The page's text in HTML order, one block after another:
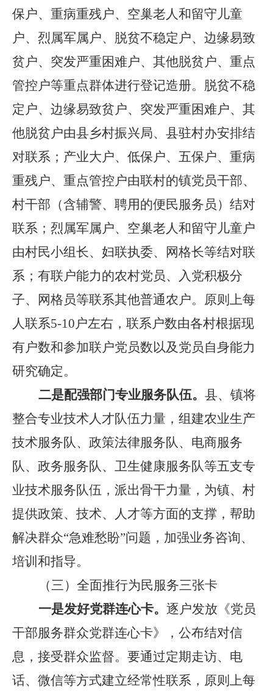
保户、重病重残户、空巢老人和留守儿童
户、烈属军属户、脱贫不稳定户、边缘易致
贫户、突发严重困难户、其他脱贫户、重点
管控户等重点群体进行登记造册。脱贫不稳
定户、边缘易致贫户、突发严重困难户、其
他脱贫户由县乡村振兴局、县驻村办安排结
对联系； 产业大户、 低保户、五保户、重病
重残户、 重点管控户由联村的镇党员干部、
村干部（含辅警、聘用的便民服务员 ） 结对
联系 ；烈属军属户、空巢老人和留守儿童户
由村民小组长、妇联执委、网格长等结对联
系； 有联户能力的农村党员、入党积极分
子、网格员等联系其他普通农户。 原则上每
人联系5-10 户左右，联系户数由各村根据现
有户数和参加联户党员数以及党员自身能力
研究确定。
二是配强部门专业服务队伍。 县、镇将
整合专业技术人才队伍力量，组建农业生产
技术服务队、 政策法律服务队、电商服务
队、政务服务队、 卫生健康服务队等五支专
业技术服务队伍，派出骨干力量，为镇、村
提供政策、技术、人才等方面的支撑，帮助
解决群众“急难愁盼”问题，加强业务咨询、
培训和指导。
（三） 全面推行为民服务三张卡
一是发好党群连心卡。 逐户发放《党员
干部服务群众党群连心卡》，公布结对信
息，接受群众监督。要通过定期走访、电
话、微信等方式建立经常性联系，原则上每